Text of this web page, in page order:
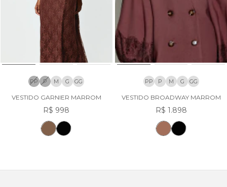
PP P M G GG
VESTIDO GARNIER MARROM
R$ 998
PP P M G GG
VESTIDO BROADWAY MARROM
R$ 1.898